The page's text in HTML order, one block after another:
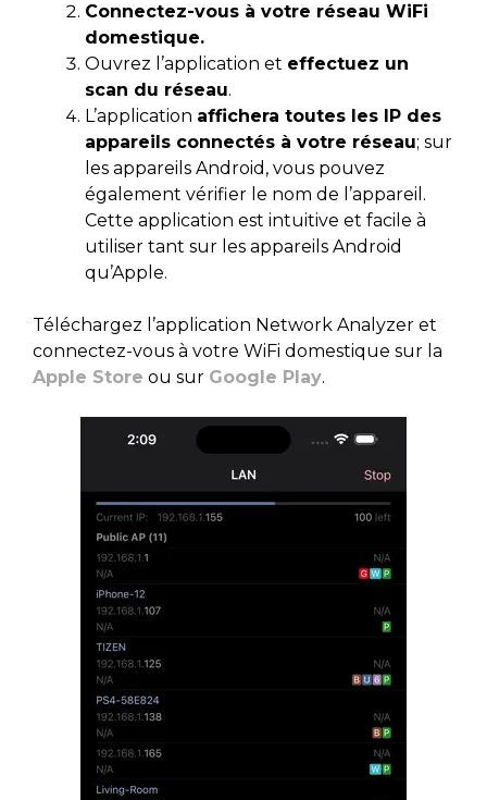
Connectez-vous à votre réseau WiFi
domestique.
Ouvrez l’application et effectuez un
scan du réseau.
L’application affichera toutes les IP des
appareils connectés à votre réseau; sur
les appareils Android, vous pouvez
également vérifier le nom de l’appareil.
Cette application est intuitive et facile à
utiliser tant sur les appareils Android
qu’Apple.
Téléchargez l’application Network Analyzer et
connectez-vous à votre WiFi domestique sur la
Apple Store ou sur Google Play.